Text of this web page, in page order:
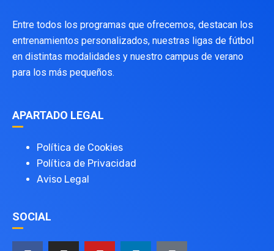
Entre todos los programas que ofrecemos, destacan los
entrenamientos personalizados, nuestras ligas de fútbol
en distintas modalidades y nuestro campus de verano
para los más pequeños.
APARTADO LEGAL
Política de Cookies
Política de Privacidad
Aviso Legal
SOCIAL